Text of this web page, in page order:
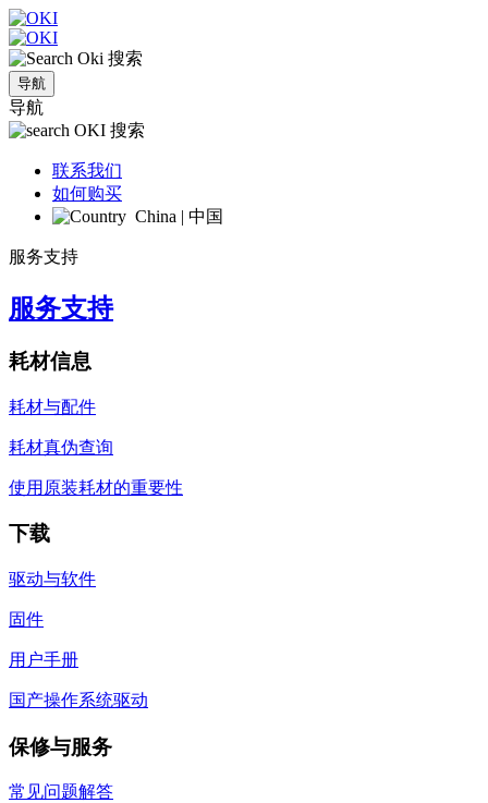
搜索
导航
导航
搜索
联系我们
如何购买
China | 中国
服务支持
服务支持
耗材信息
耗材与配件
耗材真伪查询
使用原装耗材的重要性
下载
驱动与软件
固件
用户手册
国产操作系统驱动
保修与服务
常见问题解答